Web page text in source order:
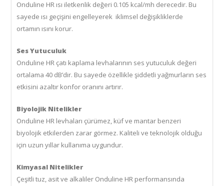
Onduline HR ısı iletkenlik değeri 0.105 kcal/mh derecedir. Bu
sayede ısı geçişini engelleyerek iklimsel değişikliklerde
ortamın ısını korur.
Ses Yutuculuk
Onduline HR çatı kaplama levhalarının ses yutuculuk değeri
ortalama 40 dB’dir. Bu sayede özellikle şiddetli yağmurların ses
etkisini azaltır konfor oranını artırır.
Biyolojik Nitelikler
Onduline HR levhaları çürümez, küf ve mantar benzeri
biyolojik etkilerden zarar görmez. Kaliteli ve teknolojik olduğu
için uzun yıllar kullanıma uygundur.
Kimyasal Nitelikler
Çeşitli tuz, asit ve alkaliler Onduline HR performansında